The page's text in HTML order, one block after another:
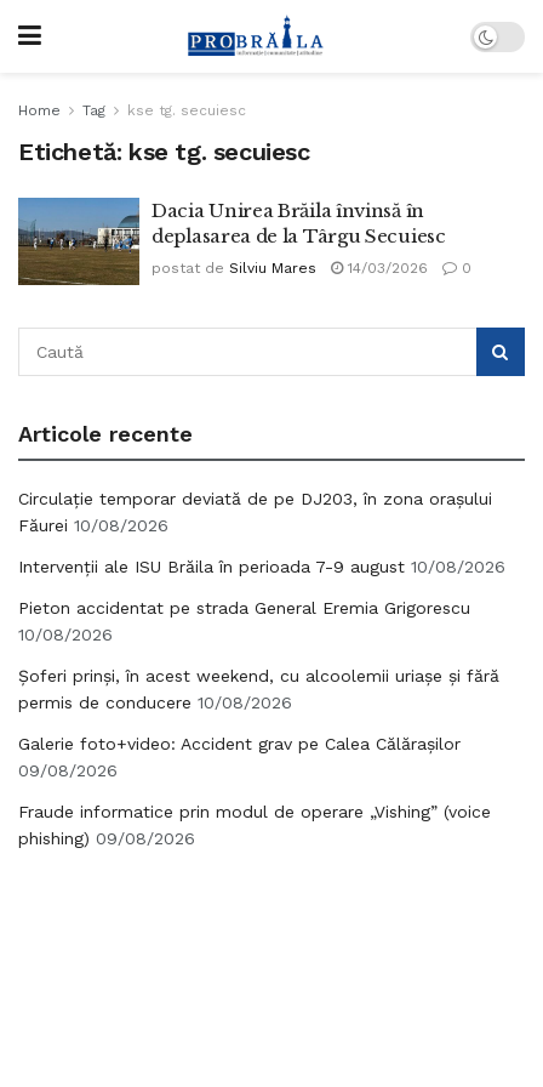
Home Tag kse tg. secuiesc
Etichetă: kse tg. secuiesc
Dacia Unirea Brăila învinsă în
deplasarea de la Târgu Secuiesc
postat de Silviu Mares 14/03/2026 0
Articole recente
Circulație temporar deviată de pe DJ203, în zona orașului
Făurei 10/08/2026
Intervenții ale ISU Brăila în perioada 7-9 august 10/08/2026
Pieton accidentat pe strada General Eremia Grigorescu
10/08/2026
Șoferi prinși, în acest weekend, cu alcoolemii uriașe și fără
permis de conducere 10/08/2026
Galerie foto+video: Accident grav pe Calea Călărașilor
09/08/2026
Fraude informatice prin modul de operare „Vishing” (voice
phishing) 09/08/2026